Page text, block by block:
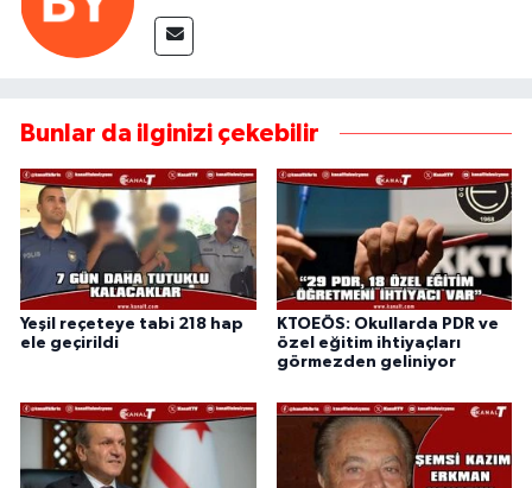
Bunlar da ilginizi çekebilir
Yeşil reçeteye tabi 218 hap
ele geçirildi
KTOEÖS: Okullarda PDR ve
özel eğitim ihtiyaçları
görmezden geliniyor